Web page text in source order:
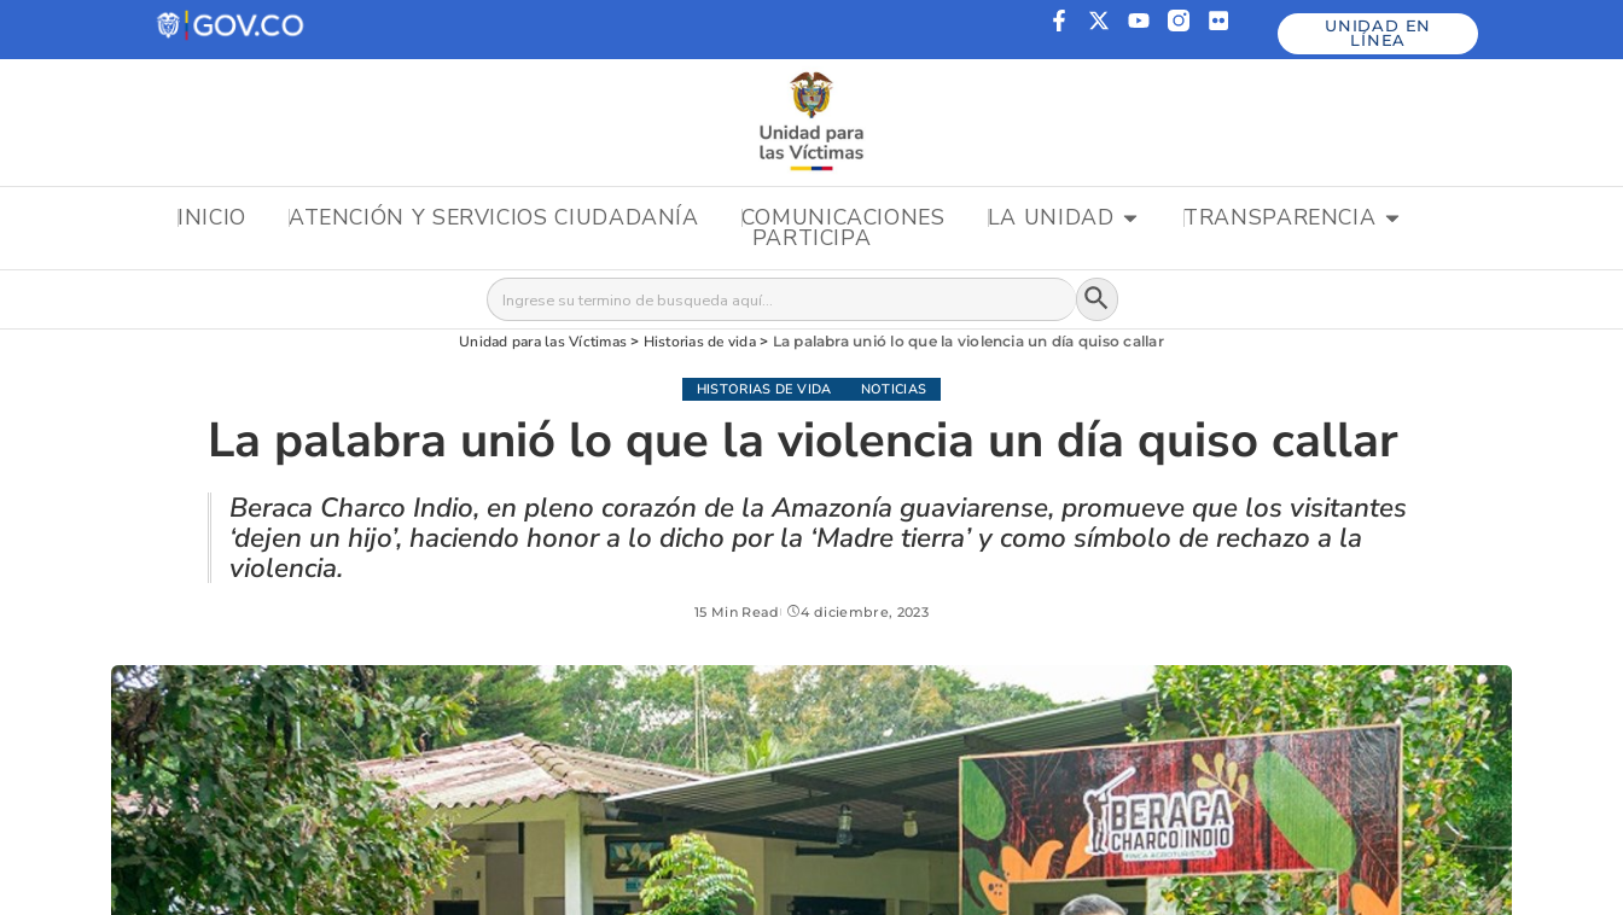
UNIDAD EN
LÍNEA
INICIO ATENCIÓN Y SERVICIOS CIUDADANÍA COMUNICACIONES LA UNIDAD TRANSPARENCIA
PARTICIPA
Buscar: Botón de búsqueda
Unidad para las Víctimas > Historias de vida> La palabra unió lo que la violencia un día quiso callar
HISTORIAS DE VIDA NOTICIAS
La palabra unió lo que la violencia un día quiso callar
Beraca Charco Indio, en pleno corazón de la Amazonía guaviarense, promueve que los visitantes
‘dejen un hijo’, haciendo honor a lo dicho por la ‘Madre tierra’ y como símbolo de rechazo a la
violencia.
15 Min Read 4 diciembre, 2023